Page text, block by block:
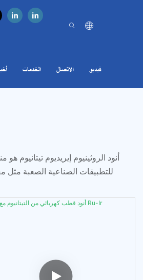
الخدمات الاتصال فيديو
أنود الروثينيوم إيريديوم تيتانيوم
للتطبيقات الصناعية الصعبة مثل